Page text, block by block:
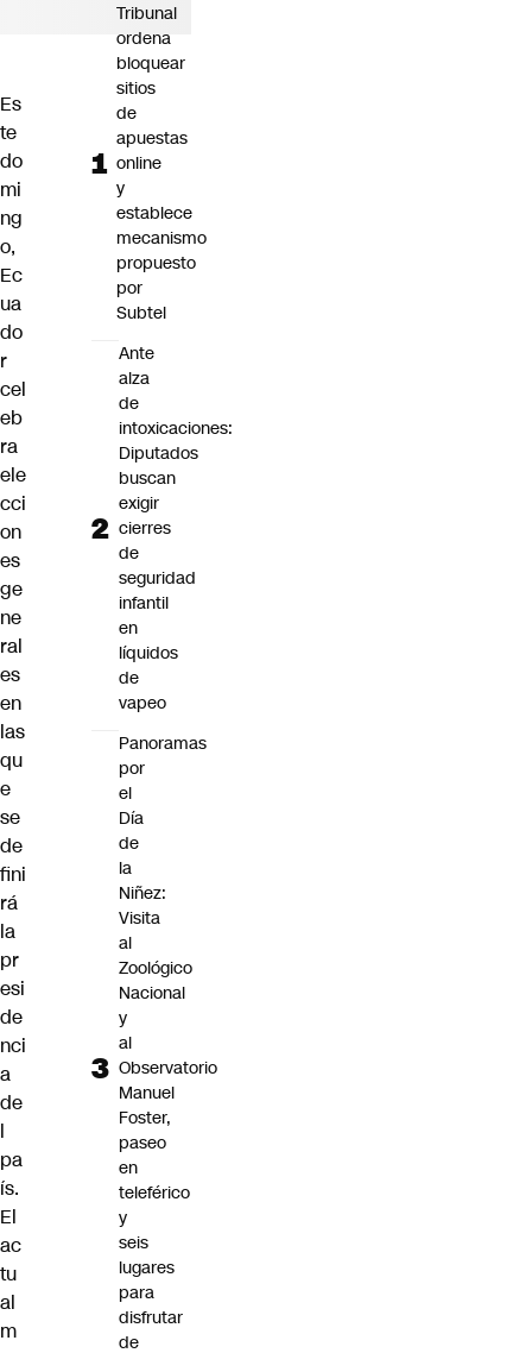
Es
te
do
mi
ng
o,
Ec
ua
do
r
cel
eb
ra
ele
cci
on
es
ge
ne
ral
es
en
las
qu
e
se
de
fini
rá
la
pr
esi
de
nci
a
de
l
pa
ís.
El
ac
tu
al
m
Tribunal
ordena
bloquear
sitios
de
apuestas
online
y
establece
mecanismo
propuesto
por
Subtel
Ante
alza
de
intoxicaciones:
Diputados
buscan
exigir
cierres
de
seguridad
infantil
en
líquidos
de
vapeo
Panoramas
por
el
Día
de
la
Niñez:
Visita
al
Zoológico
Nacional
y
al
Observatorio
Manuel
Foster,
paseo
en
teleférico
y
seis
lugares
para
disfrutar
de